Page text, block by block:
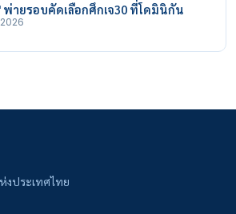
พ่ายรอบคัดเลือกศึกเจ30 ที่โดมินิกัน
งประเทศไทย